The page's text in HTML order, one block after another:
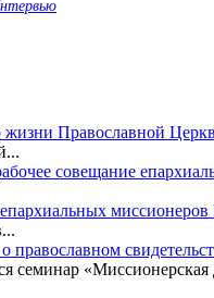
Православной
совещание
семинар «Миссионерская